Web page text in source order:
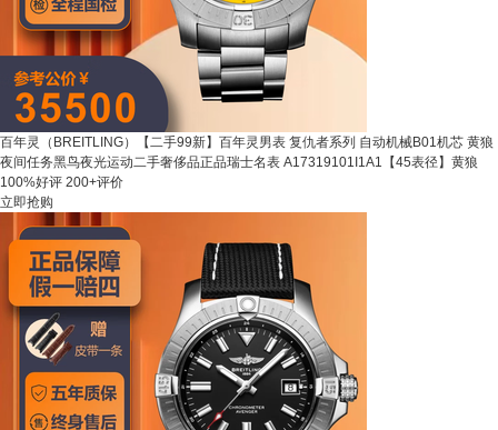
百年灵（BREITLING）【二手99新】百年灵男表 复仇者系列 自动机械B01机芯 黄狼
夜间任务黑鸟夜光运动二手奢侈品正品瑞士名表 A17319101I1A1【45表径】黄狼
100%好评 200+评价
立即抢购